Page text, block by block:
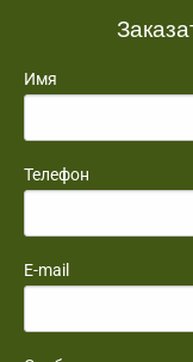
Имя
Телефон
E-mail